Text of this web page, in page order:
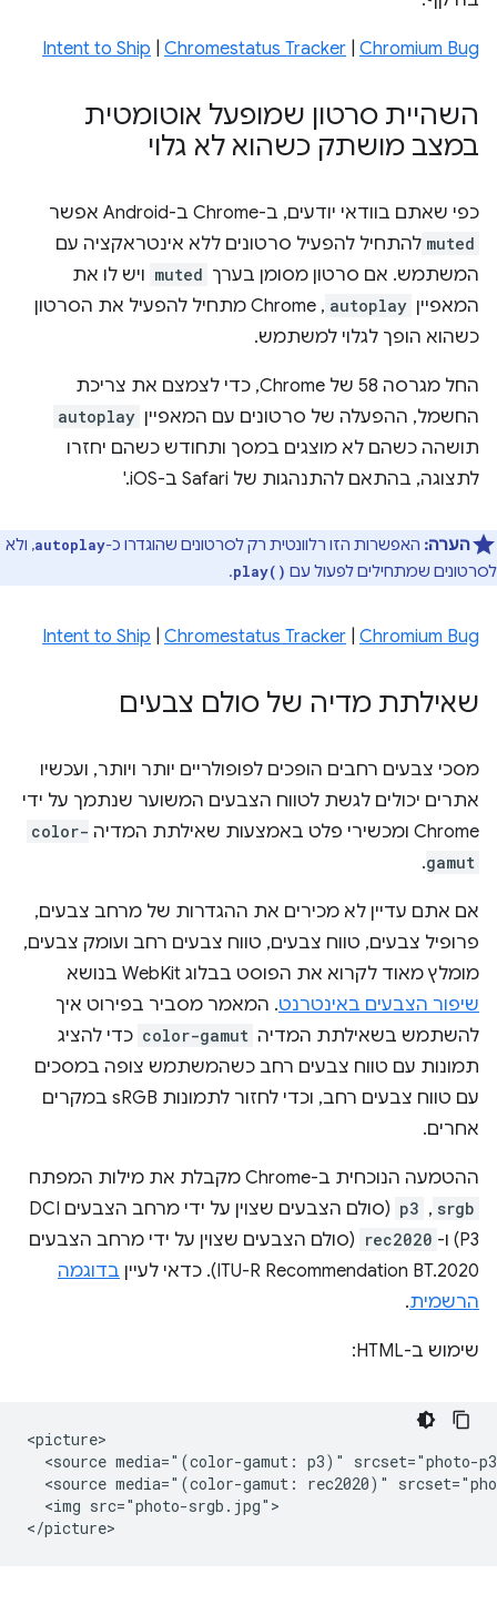
Intent to Ship Chromestatus Tracker Chromium Bug
השהיית סרטון שמופעל אוטומטית
במצב מושתק כשהוא לא גלוי
כפי שאתם בוודאי יודעים, ב-Chrome ב-Android אפשר
muted להתחיל להפעיל סרטונים ללא אינטראקציה עם
המשתמש. אם סרטון מסומן בערך muted ויש לו את
המאפיין autoplay
, Chrome מתחיל להפעיל את הסרטון
כשהוא הופך לגלוי למשתמש.
החל מגרסה 58 של Chrome, כדי לצמצם את צריכת
החשמל, ההפעלה של סרטונים עם המאפיין autoplay
תושהה כשהם לא מוצגים במסך ותחודש כשהם יחזרו
לתצוגה, בהתאם להתנהגות של Safari ב-iOS.'
הערה: האפשרות הזו רלוונטית רק לסרטונים שהוגדרו כ-autoplay, ולא
לסרטונים שמתחילים לפעול עם play()
.
Intent to Ship Chromestatus Tracker Chromium Bug
שאילתת מדיה של סולם צבעים
מסכי צבעים רחבים הופכים לפופולריים יותר ויותר, ועכשיו
אתרים יכולים לגשת לטווח הצבעים המשוער שנתמך על ידי
Chrome ומכשירי פלט באמצעות שאילתת המדיה
color-
gamut
.
אם אתם עדיין לא מכירים את ההגדרות של מרחב צבעים,
פרופיל צבעים, טווח צבעים, טווח צבעים רחב ועומק צבעים,
מומלץ מאוד לקרוא את הפוסט בבלוג WebKit בנושא
שיפור הצבעים באינטרנט. המאמר מסביר בפירוט איך
להשתמש בשאילתת המדיה color-gamut כדי להציג
תמונות עם טווח צבעים רחב כשהמשתמש צופה במסכים
עם טווח צבעים רחב, וכדי לחזור לתמונות sRGB במקרים
אחרים.
ההטמעה הנוכחית ב-Chrome מקבלת את מילות המפתח
srgb
,
p3
(סולם הצבעים שצוין על ידי מרחב הצבעים DCI
P3) ו-
rec2020 (סולם הצבעים שצוין על ידי מרחב הצבעים
ITU-R Recommendation BT.2020). כדאי לעיין
בדוגמה
הרשמית.
שימוש ב-HTML:
<picture>
<source media="(color-gamut: p3)" srcset="photo-
<source media="(color-gamut: rec2020)"
  <img src="photo-srgb.jpg">